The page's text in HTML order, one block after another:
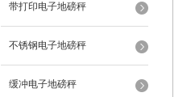
带打印电子地磅秤
不锈钢电子地磅秤
缓冲电子地磅秤